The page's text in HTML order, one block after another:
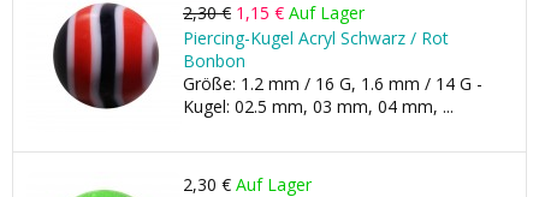
2,30 € 1,15 € Auf Lager
Piercing-Kugel Acryl Schwarz / Rot
Bonbon
Größe: 1.2 mm / 16 G, 1.6 mm / 14 G -
Kugel: 02.5 mm, 03 mm, 04 mm, ...
2,30 € Auf Lager